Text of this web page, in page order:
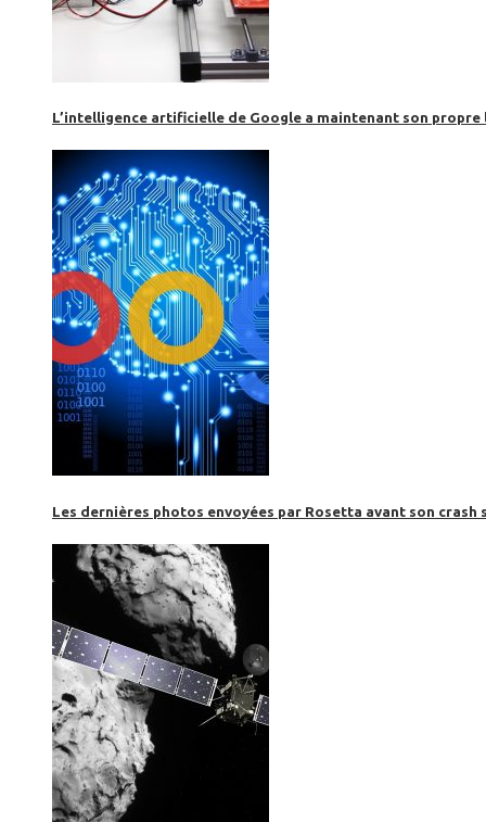
L’intelligence artificielle de Google a maintenant son propre
Les dernières photos envoyées par Rosetta avant son crash